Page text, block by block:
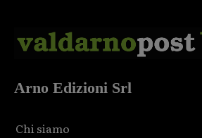
Arno Edizioni Srl
Chi siamo